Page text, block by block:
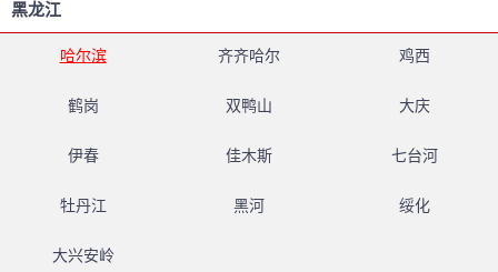
黑龙江
哈尔滨 齐齐哈尔 鸡西
鹤岗 双鸭山 大庆
伊春 佳木斯 七台河
牡丹江 黑河 绥化
大兴安岭